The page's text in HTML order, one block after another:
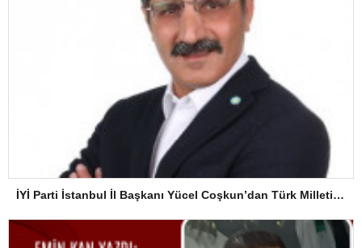
İYİ Parti İstanbul İl Başkanı Yücel Coşkun’dan Türk Milletine Kararlılık Mesajı